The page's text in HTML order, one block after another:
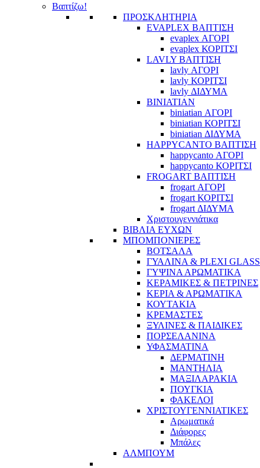
Βαπτίζω!
ΠΡΟΣΚΛΗΤΗΡΙΑ
EVAPLEX ΒΑΠΤΙΣΗ
evaplex ΑΓΟΡΙ
evaplex ΚΟΡΙΤΣΙ
LAVLY ΒΑΠΤΙΣΗ
lavly ΑΓΟΡΙ
lavly ΚΟΡΙΤΣΙ
lavly ΔΙΔΥΜΑ
BINIATIAN
biniatian ΑΓΟΡΙ
biniatian ΚΟΡΙΤΣΙ
biniatian ΔΙΔΥΜΑ
HAPPYCANTO ΒΑΠΤΙΣΗ
happycanto ΑΓΟΡΙ
happycanto ΚΟΡΙΤΣΙ
FROGART ΒΑΠΤΙΣΗ
frogart ΑΓΟΡΙ
frogart ΚΟΡΙΤΣΙ
frogart ΔΙΔΥΜΑ
Χριστουγεννιάτικα
ΒΙΒΛΙΑ ΕΥΧΩΝ
ΜΠΟΜΠΟΝΙΕΡΕΣ
ΒΟΤΣΑΛΑ
ΓΥΑΛΙΝΑ & PLEXI GLASS
ΓΥΨΙΝΑ ΑΡΩΜΑΤΙΚΑ
ΚΕΡΑΜΙΚΕΣ & ΠΕΤΡΙΝΕΣ
ΚΕΡΙΑ & ΑΡΩΜΑΤΙΚΑ
ΚΟΥΤΑΚΙΑ
ΚΡΕΜΑΣΤΕΣ
ΞΥΛΙΝΕΣ & ΠΑΙΔΙΚΕΣ
ΠΟΡΣΕΛΑΝΙΝΑ
ΥΦΑΣΜΑΤΙΝA
ΔΕΡΜΑΤΙΝΗ
ΜΑΝΤΗΛΙΑ
ΜΑΞΙΛΑΡΑΚΙΑ
ΠΟΥΓΚΙΑ
ΦΑΚΕΛΟΙ
ΧΡΙΣΤΟΥΓΕΝΝΙΑΤΙΚΕΣ
Αρωματικά
Διάφορες
Μπάλες
ΑΛΜΠΟΥΜ